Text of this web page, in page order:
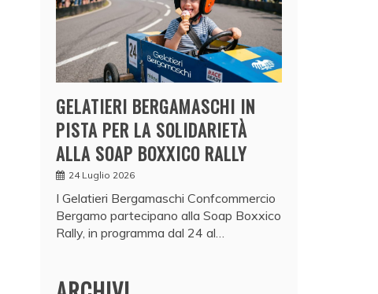
GELATIERI BERGAMASCHI IN
PISTA PER LA SOLIDARIETÀ
ALLA SOAP BOXXICO RALLY
24 Luglio 2026
I Gelatieri Bergamaschi Confcommercio
Bergamo partecipano alla Soap Boxxico
Rally, in programma dal 24 al…